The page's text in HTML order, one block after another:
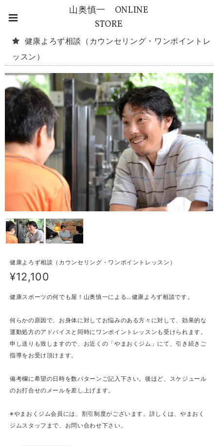
山奥慎一 ONLINE
STORE
健康よろず相談（カウンセリング・ワンポイントレ
ッスン）
健康よろず相談（カウンセリング・ワンポイントレッスン）
¥12,100
健康スポーツの何でも屋！山奥慎一による…健康よろず相談です。
何らかの原因で、お身体に対してお悩みのある方々に対して、効果的な
運動処方のアドバイスと同時にワンポイントレッスンも受けられます。
申し送りも致しますので、お近くの「やまおくジム」にて、引き続きご
指導をお受け頂けます。
備考欄に希望の日時を数パターンご記入下さい。後ほど、スケジュール
のお打合せのメールを差し上げます。
※やまおくジム会員には、割引制度がございます。詳しくは、やまおく
ジムスタッフまで、お問い合わせ下さい。